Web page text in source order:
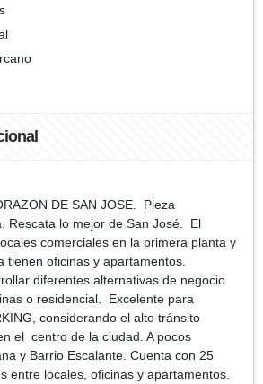
DE SAN JOSE. Pieza
Rescata lo mejor de San José. El
comerciales en la primera planta y
tienen oficinas y apartamentos.
diferentes alternativas de negocio
o residencial. Excelente para
considerando el alto tránsito
el centro de la ciudad. A pocos
y Barrio Escalante. Cuenta con 25
entre locales, oficinas y apartamentos.